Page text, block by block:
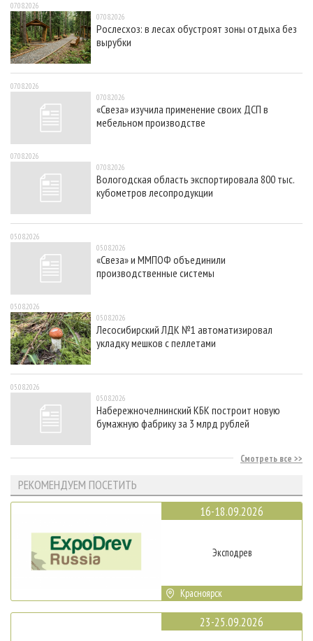
07.08.2026
07.08.2026
Рослесхоз: в лесах обустроят зоны отдыха без
вырубки
07.08.2026
07.08.2026
«Свеза» изучила применение своих ДСП в
мебельном производстве
07.08.2026
07.08.2026
Вологодская область экспортировала 800 тыс.
кубометров лесопродукции
05.08.2026
05.08.2026
«Свеза» и ММПОФ объединили
производственные системы
05.08.2026
05.08.2026
Лесосибирский ЛДК №1 автоматизировал
укладку мешков с пеллетами
05.08.2026
05.08.2026
Набережночелнинский КБК построит новую
бумажную фабрику за 3 млрд рублей
Смотреть все
РЕКОМЕНДУЕМ ПОСЕТИТЬ
16-18.09.2026
Эксподрев
Красноярск
23-25.09.2026